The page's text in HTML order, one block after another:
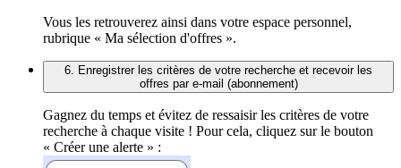
Vous les retrouverez ainsi dans votre espace personnel,
rubrique « Ma sélection d'offres ».
6. Enregistrer les critères de votre recherche et recevoir les
offres par e-mail (abonnement)
Gagnez du temps et évitez de ressaisir les critères de votre
recherche à chaque visite ! Pour cela, cliquez sur le bouton
« Créer une alerte » :